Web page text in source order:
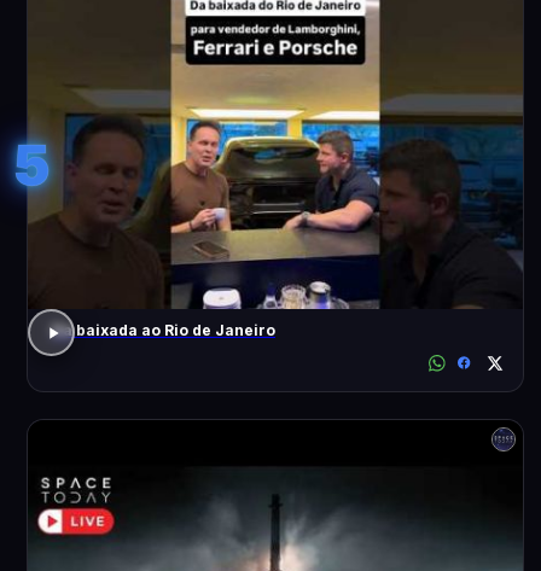
5
Da baixada ao Rio de Janeiro